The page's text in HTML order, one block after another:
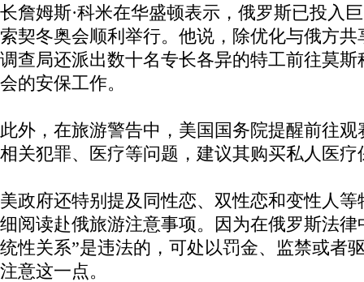
长詹姆斯·科米在华盛顿表示，俄罗斯已投入
索契冬奥会顺利举行。他说，除优化与俄方
调查局还派出数十名专长各异的特工前往莫
会的安保工作。
此外，在旅游警告中，美国国务院提醒前往
相关犯罪、医疗等问题，建议其购买私人医疗
美政府还特别提及同性恋、双性恋和变性人
细阅读赴俄旅游注意事项。因为在俄罗斯法律
统性关系”是违法的，可处以罚金、监禁或者
注意这一点。